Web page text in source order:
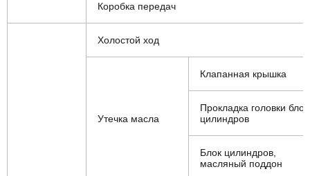
Коробка передач
Холостой ход
Утечка масла
Клапанная крышка
Прокладка головки
цилиндров
Блок цилиндров,
масляный поддон